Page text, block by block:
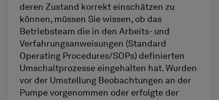
deren Zustand korrekt einschätzen zu
können, müssen Sie wissen, ob das
Betriebsteam die in den Arbeits- und
Verfahrungsanweisungen (Standard
Operating Procedures/SOPs) definierten
Umschaltprozesse eingehalten hat. Wurden
vor der Umstellung Beobachtungen an der
Pumpe vorgenommen oder erfolgte der